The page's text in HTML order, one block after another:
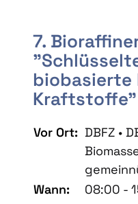
7.
biobasierte
Kraftstoffe"
Vor Ort: DBFZ •
Wann:
08:00 -